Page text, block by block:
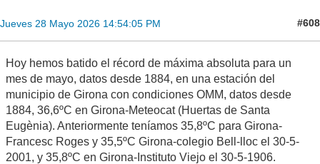
Jueves 28 Mayo 2026 14:54:05 PM #608
Hoy hemos batido el récord de máxima absoluta para un
mes de mayo, datos desde 1884, en una estación del
municipio de Girona con condiciones OMM, datos desde
1884, 36,6ºC en Girona-Meteocat (Huertas de Santa
Eugènia). Anteriormente teníamos 35,8ºC para Girona-
Francesc Roges y 35,5ºC Girona-colegio Bell-lloc el 30-5-
2001, y 35,8ºC en Girona-Instituto Viejo el 30-5-1906.